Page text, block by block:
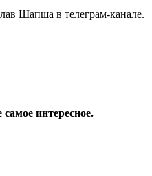
Шапша в телеграм-канале.
интересное.